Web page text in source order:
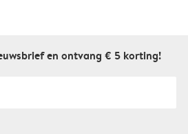
en ontvang € 5 korting!